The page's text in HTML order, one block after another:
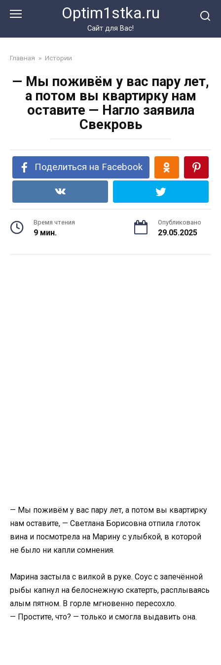
Optim1stka.ru
Сайт для Вас!
Главная » Истории
— Мы поживём у вас пару лет,
а потом вы квартирку нам
оставите — Нагло заявила
Свекровь
Поделиться на Facebook
Время чтения
9 мин.
Опубликовано
29.05.2025
— Мы поживём у вас пару лет, а потом вы квартирку
нам оставите, — Светлана Борисовна отпила глоток
вина и посмотрела на Марину с улыбкой, в которой
не было ни капли сомнения.
Марина застыла с вилкой в руке. Соус с запечённой
рыбы капнул на белоснежную скатерть, расплываясь
алым пятном. В горле мгновенно пересохло.
— Простите, что? — только и смогла выдавить она.